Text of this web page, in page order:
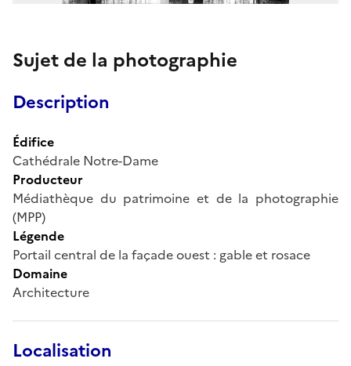
Sujet de la photographie
Description
Édifice
Cathédrale Notre-Dame
Producteur
Médiathèque du patrimoine et de la photographie
(MPP)
Légende
Portail central de la façade ouest : gable et rosace
Domaine
Architecture
Localisation